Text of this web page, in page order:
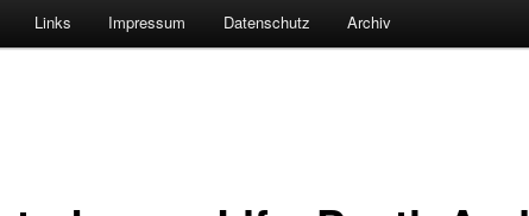
Links Impressum Datenschutz Archiv